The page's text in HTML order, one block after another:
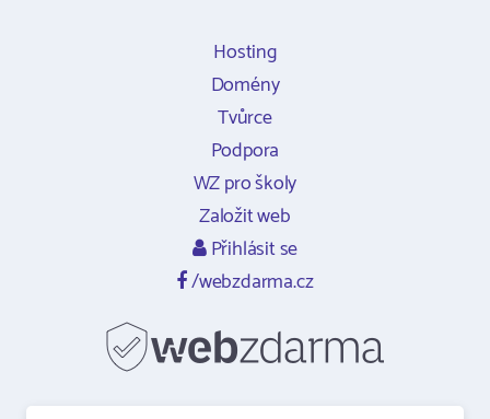
Hosting
Domény
Tvůrce
Podpora
WZ pro školy
Založit web
Přihlásit se
/webzdarma.cz